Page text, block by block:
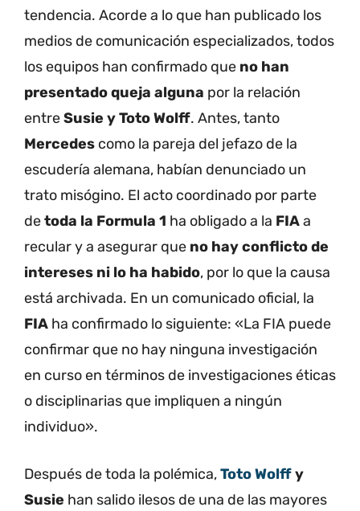
tendencia. Acorde a lo que han publicado los
medios de comunicación especializados, todos
los equipos han confirmado que no han
presentado queja alguna por la relación
entreSusie y Toto Wolff. Antes, tanto
Mercedes como la pareja del jefazo de la
escudería alemana, habían denunciado un
trato misógino. El acto coordinado por parte
detoda la Formula 1 ha obligado a la FIAa
recular y a asegurar que no hay conflicto de
intereses ni lo ha habido, por lo que la causa
está archivada. En un comunicado oficial, la
FIA ha confirmado lo siguiente: «La FIA puede
confirmar que no hay ninguna investigación
en curso en términos de investigaciones éticas
o disciplinarias que impliquen a ningún
individuo».
Después de toda la polémica,Toto Wolffy
Susie han salido ilesos de una de las mayores